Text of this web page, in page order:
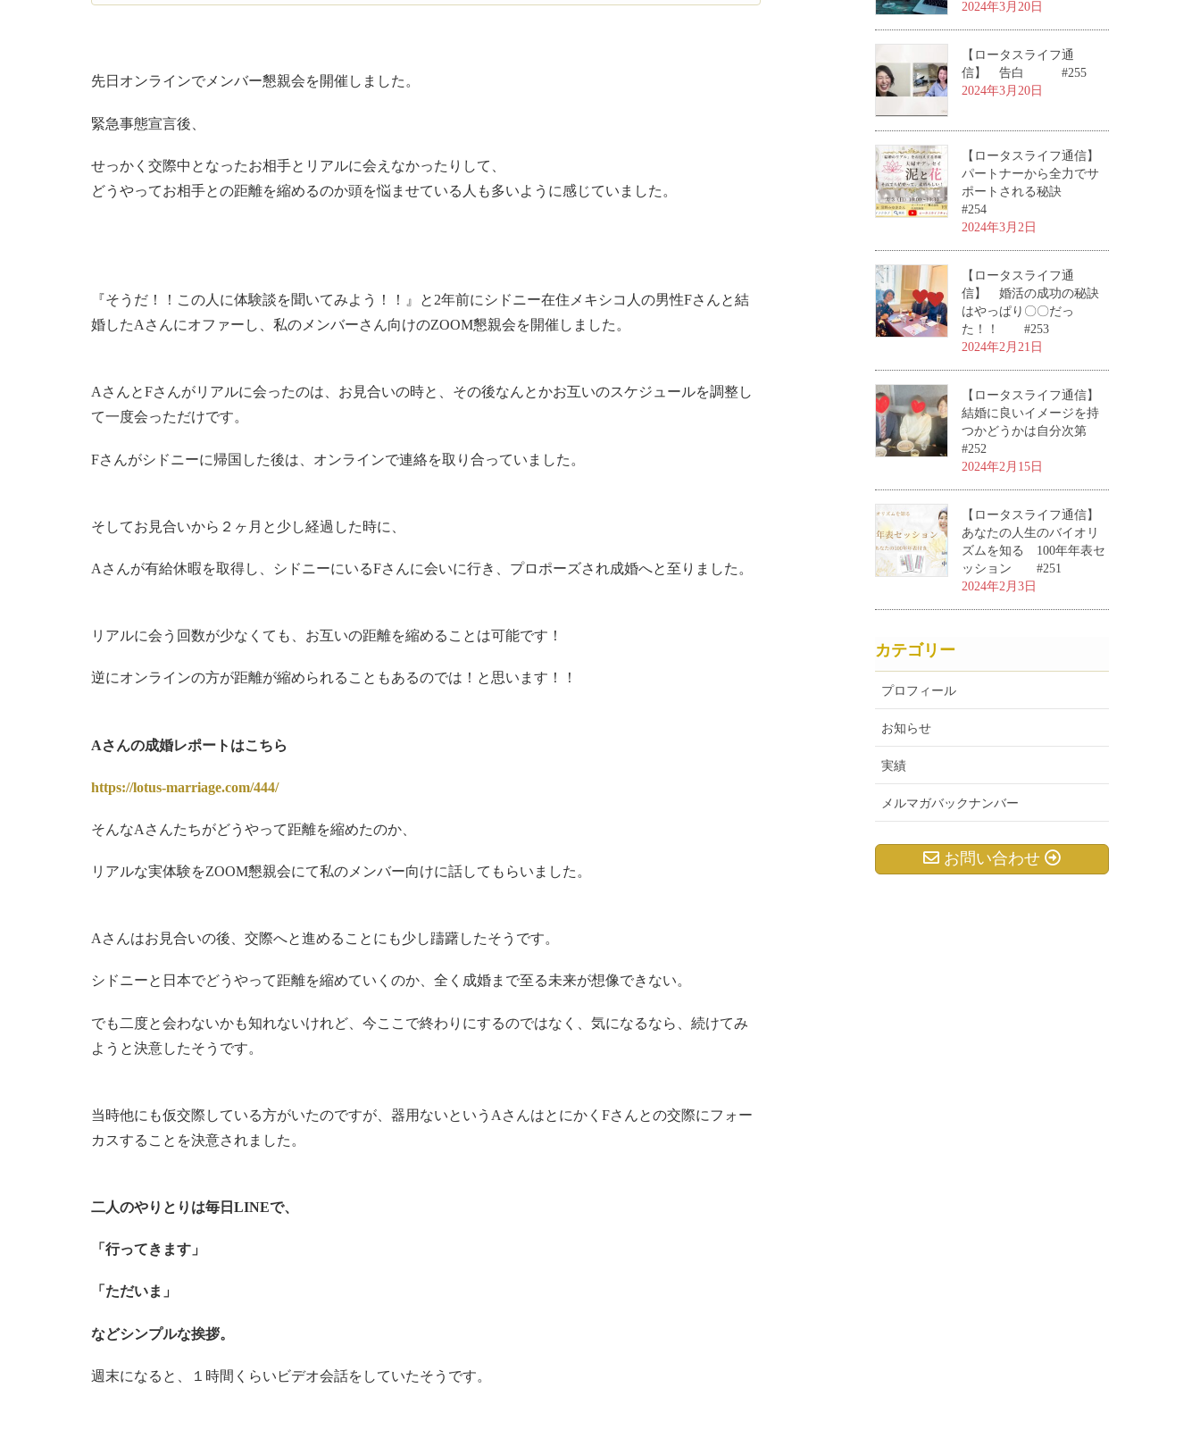
先日オンラインでメンバー懇親会を開催しました。
緊急事態宣言後、
せっかく交際中となったお相手とリアルに会えなかったりして、
どうやってお相手との距離を縮めるのか頭を悩ませている人も多いように感じていました。
『そうだ！！この人に体験談を聞いてみよう！！』と2年前にシドニー在住メキシコ人の男性Fさんと結
婚したAさんにオファーし、私のメンバーさん向けのZOOM懇親会を開催しました。
AさんとFさんがリアルに会ったのは、お見合いの時と、その後なんとかお互いのスケジュールを調整し
て一度会っただけです。
Fさんがシドニーに帰国した後は、オンラインで連絡を取り合っていました。
そしてお見合いから２ヶ月と少し経過した時に、
Aさんが有給休暇を取得し、シドニーにいるFさんに会いに行き、プロポーズされ成婚へと至りました。
リアルに会う回数が少なくても、お互いの距離を縮めることは可能です！
逆にオンラインの方が距離が縮められることもあるのでは！と思います！！
Aさんの成婚レポートはこちら
https://lotus-marriage.com/444/
そんなAさんたちがどうやって距離を縮めたのか、
リアルな実体験をZOOM懇親会にて私のメンバー向けに話してもらいました。
Aさんはお見合いの後、交際へと進めることにも少し躊躇したそうです。
シドニーと日本でどうやって距離を縮めていくのか、全く成婚まで至る未来が想像できない。
でも二度と会わないかも知れないけれど、今ここで終わりにするのではなく、気になるなら、続けてみ
ようと決意したそうです。
当時他にも仮交際している方がいたのですが、器用ないというAさんはとにかくFさんとの交際にフォー
カスすることを決意されました。
二人のやりとりは毎日LINEで、
「行ってきます」
「ただいま」
などシンプルな挨拶。
週末になると、１時間くらいビデオ会話をしていたそうです。
2024年3月20日
【ロータスライフ通
信】 告白 #255
2024年3月20日
【ロータスライフ通信】
パートナーから全力でサ
ポートされる秘訣
#254
2024年3月2日
【ロータスライフ通
信】 婚活の成功の秘訣
はやっぱり〇〇だっ
た！！ #253
2024年2月21日
【ロータスライフ通信】
結婚に良いイメージを持
つかどうかは自分次第
#252
2024年2月15日
【ロータスライフ通信】
あなたの人生のバイオリ
ズムを知る 100年年表セ
ッション #251
2024年2月3日
カテゴリー
プロフィール
お知らせ
実績
メルマガバックナンバー
お問い合わせ